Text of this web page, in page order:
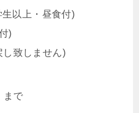
以上・昼食付)
)
し致しません)
まで